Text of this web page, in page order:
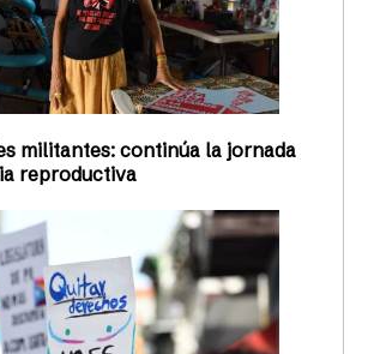
militantes: continúa la jornada
reproductiva